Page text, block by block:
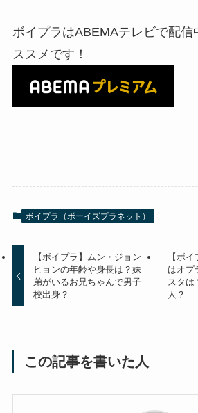
ボイプラはABEMAテレビで配信
ススメです！
ボイプラ（ボーイズプラネット）
【ボイプラ】ムン・ジョン
ヒョンの年齢や身長は？妹
弟がいるお兄ちゃんで男子
校出身？
【ボ
はオプ
スタは
人？
この記事を書いた人